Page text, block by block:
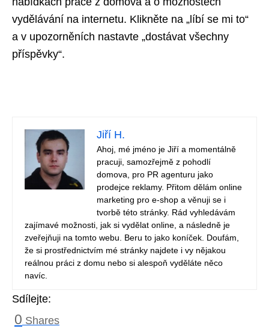
vydělávání na internetu. Klikněte na „líbí se mi to“
a v upozorněních nastavte „dostávat všechny
příspěvky“.
Jiří H.
Ahoj, mé jméno je Jiří a momentálně
pracuji, samozřejmě z pohodlí
domova, pro PR agenturu jako
prodejce reklamy. Přitom dělám online
marketing pro e-shop a věnuji se i
tvorbě této stránky. Rád vyhledávám
zajímavé možnosti, jak si vydělat online, a následně je
zveřejňuji na tomto webu. Beru to jako koníček. Doufám,
že si prostřednictvím mé stránky najdete i vy nějakou
reálnou práci z domu nebo si alespoň vyděláte něco
navíc.
Sdílejte:
0 Shares